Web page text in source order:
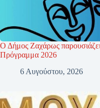
Ο Δήμος Ζαχάρως
Πρόγραμμα 2026
6 Αυγούστου, 2026